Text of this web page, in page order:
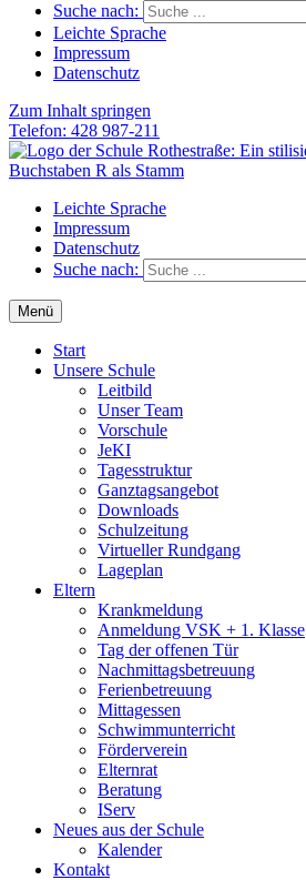
Suche nach:
Leichte Sprache
Impressum
Datenschutz
Zum Inhalt springen
Telefon: 428 987-211
Schule Rothestraße
Die Grundschule im Herzen von Ottensen
Leichte Sprache
Impressum
Datenschutz
Suche nach:
Menü
Start
Unsere Schule
Leitbild
Unser Team
Vorschule
JeKI
Tagesstruktur
Ganztagsangebot
Downloads
Schulzeitung
Virtueller Rundgang
Lageplan
Eltern
Krankmeldung
Anmeldung VSK + 1. Klasse
Tag der offenen Tür
Nachmittagsbetreuung
Ferienbetreuung
Mittagessen
Schwimmunterricht
Förderverein
Elternrat
Beratung
IServ
Neues aus der Schule
Kalender
Kontakt